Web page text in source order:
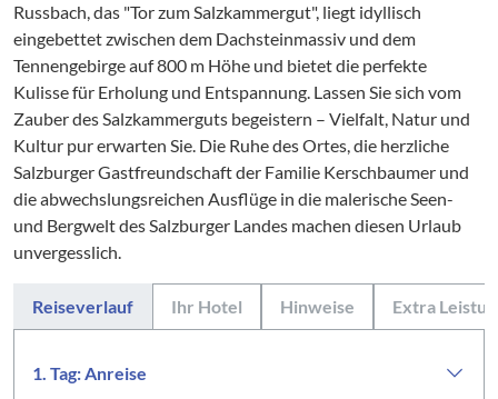
Russbach, das "Tor zum Salzkammergut", liegt idyllisch
eingebettet zwischen dem Dachsteinmassiv und dem
Tennengebirge auf 800 m Höhe und bietet die perfekte
Kulisse für Erholung und Entspannung. Lassen Sie sich vom
Zauber des Salzkammerguts begeistern – Vielfalt, Natur und
Kultur pur erwarten Sie. Die Ruhe des Ortes, die herzliche
Salzburger Gastfreundschaft der Familie Kerschbaumer und
die abwechslungsreichen Ausflüge in die malerische Seen-
und Bergwelt des Salzburger Landes machen diesen Urlaub
unvergesslich.
Reiseverlauf Ihr Hotel Hinweise Extra
1. Tag: Anreise